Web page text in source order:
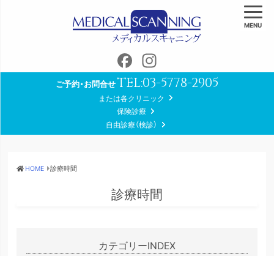
Facebook
ご予約・お問合せTEL:03-5778-2905
または各クリニック
保険診療
自由診療（検診）
MENU
HOME 診療時間
診療時間
カテゴリーINDEX